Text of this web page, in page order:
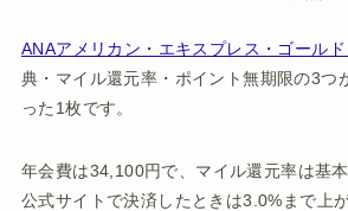
ANAアメリカン・エキスプレス・ゴールド
典・マイル還元率・ポイント無期限の3つ
った1枚です。
年会費は34,100円で、マイル還元率は基
公式サイトで決済したときは3.0%まで上が